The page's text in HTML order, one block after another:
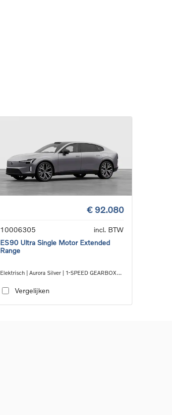
€ 92.080
10006305
incl. BTW
ES90 Ultra Single Motor Extended
Range
Elektrisch | Aurora Silver | 1-SPEED GEARBOX
Vergelijken